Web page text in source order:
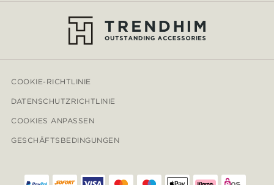
COOKIE-RICHTLINIE
DATENSCHUTZRICHTLINIE
COOKIES ANPASSEN
GESCHÄFTSBEDINGUNGEN